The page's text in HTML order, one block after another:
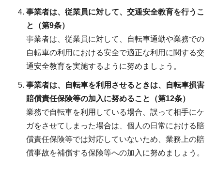
事業者は、従業員に対して、交通安全教育を行うこ
と（第9条）
事業者は、従業員に対して、自転車通勤や業務での
自転車の利用における安全で適正な利用に関する交
通安全教育を実施するように努めましょう。
事業者は、自転車を利用させるときは、自転車損害
賠償責任保険等の加入に努めること（第12条）
業務で自転車を利用している場合、誤って相手にケ
ガをさせてしまった場合は、個人の日常における賠
償責任保険等では対応していないため、業務上の賠
償事故を補償する保険等への加入に努めましょう。